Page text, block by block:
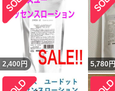
2,400 円 5,780円